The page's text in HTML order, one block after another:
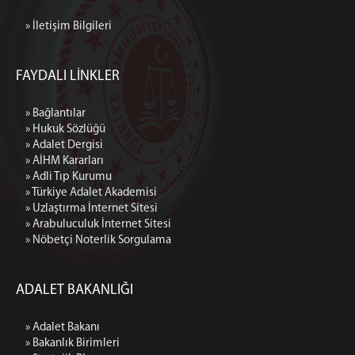
Devrek Adliyesi
Yazı İşleri Müdürlüğü
Bakanlık Muhabere Bürosu
Hazırlık Bürosu
Müracaat ve Suçüstü Bürosu
Seri Muhakeme Usulü Soruşturma Bürosu
İlamat ve İnfaz Bürosu
Yakalama Bürosu
İdari Yaptırım Bürosu
Zamanaşımı Bürosu
Muhabere Bürosu
» İletişim Bilgileri
FAYDALI LİNKLER
» Bağlantılar
» Hukuk Sözlüğü
» Adalet Dergisi
» AİHM Kararları
» Adli Tıp Kurumu
» Türkiye Adalet Akademisi
» Uzlaştırma İnternet Sitesi
» Arabuluculuk İnternet Sitesi
» Nöbetçi Noterlik Sorgulama
ADALET BAKANLIĞI
» Adalet Bakanı
» Bakanlık Birimleri